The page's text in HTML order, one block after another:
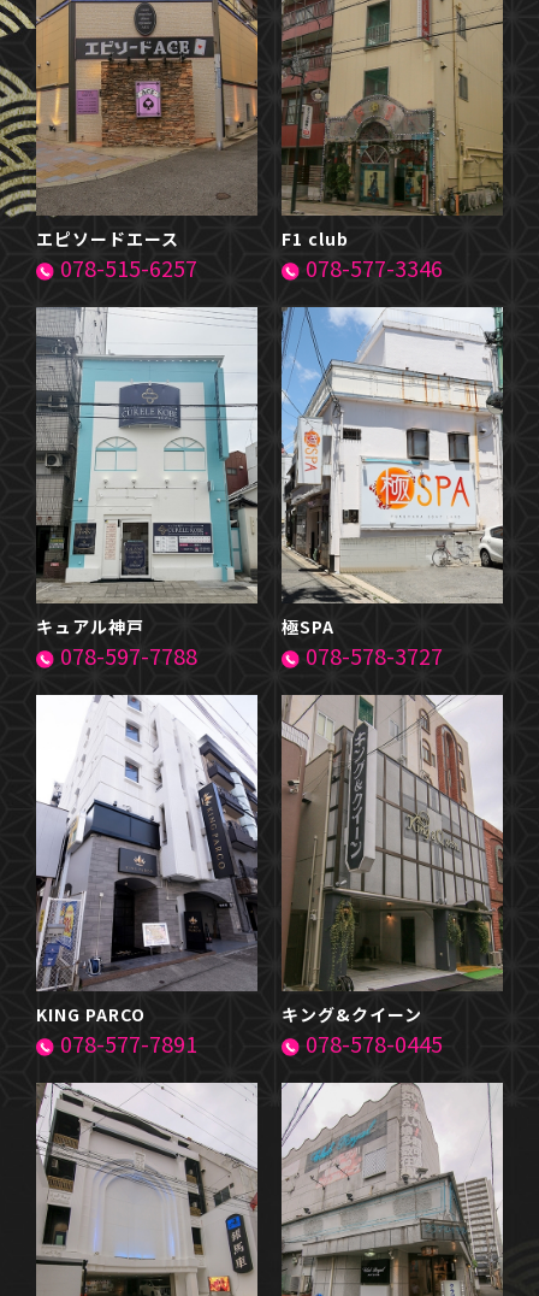
エピソードエース
078-515-6257
F1 club
078-577-3346
キュアル神戸
078-597-7788
極SPA
078-578-3727
KING PARCO
078-577-7891
キング&クイーン
078-578-0445